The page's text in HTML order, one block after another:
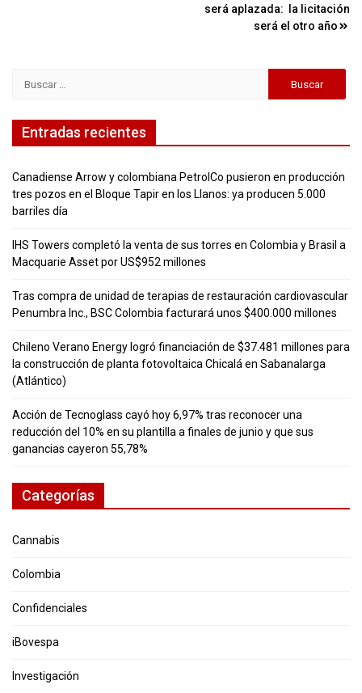
será aplazada: la licitación
será el otro año
Entradas recientes
Canadiense Arrow y colombiana PetrolCo pusieron en producción
tres pozos en el Bloque Tapir en los Llanos: ya producen 5.000
barriles día
IHS Towers completó la venta de sus torres en Colombia y Brasil a
Macquarie Asset por US$952 millones
Tras compra de unidad de terapias de restauración cardiovascular
Penumbra Inc., BSC Colombia facturará unos $400.000 millones
Chileno Verano Energy logró financiación de $37.481 millones para
la construcción de planta fotovoltaica Chicalá en Sabanalarga
(Atlántico)
Acción de Tecnoglass cayó hoy 6,97% tras reconocer una
reducción del 10% en su plantilla a finales de junio y que sus
ganancias cayeron 55,78%
Categorías
Cannabis
Colombia
Confidenciales
iBovespa
Investigación